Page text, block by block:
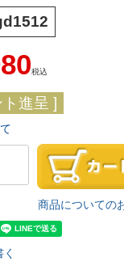
税込
進呈 ]
商品についての